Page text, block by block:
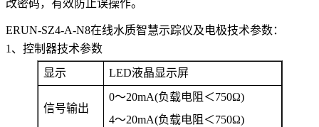
改密码，有效防止误操作。
ERUN-SZ4-A-N8在线水质智慧示踪仪及电极技术参数：
1、控制器技术参数
显示 LED液晶显示屏
信号输出
0～20mA(负载电阻＜750Ω)
4～20mA(负载电阻＜750Ω)